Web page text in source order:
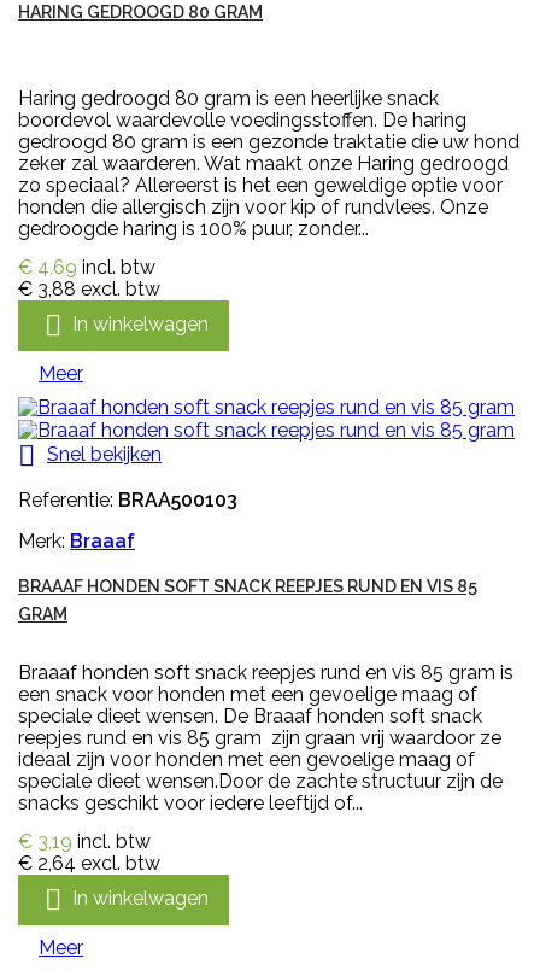
HARING GEDROOGD 80 GRAM
Haring gedroogd 80 gram is een heerlijke snack
boordevol waardevolle voedingsstoffen. De haring
gedroogd 80 gram is een gezonde traktatie die uw hond
zeker zal waarderen. Wat maakt onze Haring gedroogd
zo speciaal? Allereerst is het een geweldige optie voor
honden die allergisch zijn voor kip of rundvlees. Onze
gedroogde haring is 100% puur, zonder...
€ 4,69 incl. btw
€ 3,88 excl. btw
 In winkelwagen
Meer

Snel bekijken
Referentie: BRAA500103
Merk: Braaaf
BRAAAF HONDEN SOFT SNACK REEPJES RUND EN VIS 85
GRAM
Braaaf honden soft snack reepjes rund en vis 85 gram is
een snack voor honden met een gevoelige maag of
speciale dieet wensen. De Braaaf honden soft snack
reepjes rund en vis 85 gram zijn graan vrij waardoor ze
ideaal zijn voor honden met een gevoelige maag of
speciale dieet wensen.Door de zachte structuur zijn de
snacks geschikt voor iedere leeftijd of...
€ 3,19 incl. btw
€ 2,64 excl. btw
 In winkelwagen
Meer